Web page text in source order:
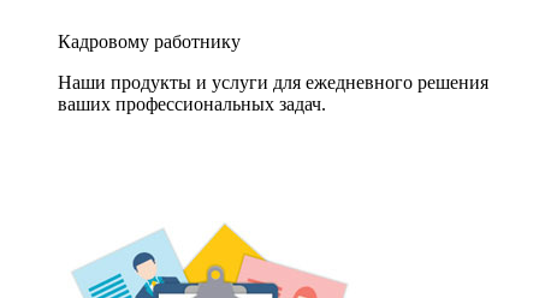
Кадровому работнику
Наши продукты и услуги для ежедневного решения
ваших профессиональных задач.